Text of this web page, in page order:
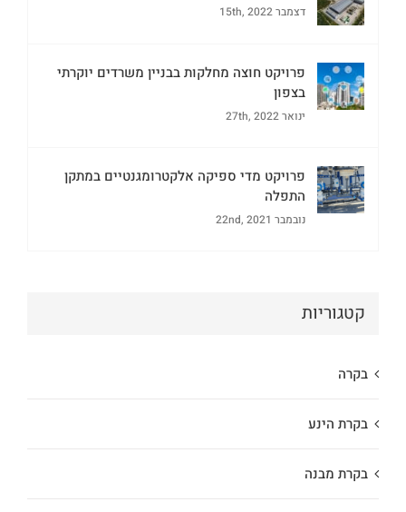
דצמבר 15th, 2022
פרויקט חוצה מחלקות בבניין משרדים יוקרתי
בצפון
ינואר 27th, 2022
פרויקט מדי ספיקה אלקטרומגנטיים במתקן
התפלה
נובמבר 22nd, 2021
קטגוריות
בקרה
בקרת הינע
בקרת מבנה